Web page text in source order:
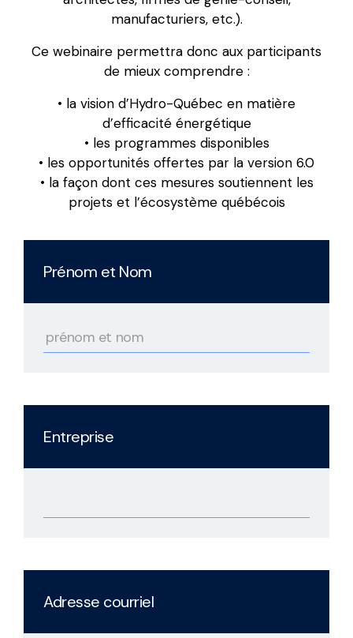
manufacturiers, etc.).
Ce webinaire permettra donc aux participants
de mieux comprendre :
• la vision d’Hydro-Québec en matière
d’efficacité énergétique
• les programmes disponibles
• les opportunités offertes par la version 6.0
• la façon dont ces mesures soutiennent les
projets et l’écosystème québécois
Prénom et Nom
Entreprise
Adresse courriel